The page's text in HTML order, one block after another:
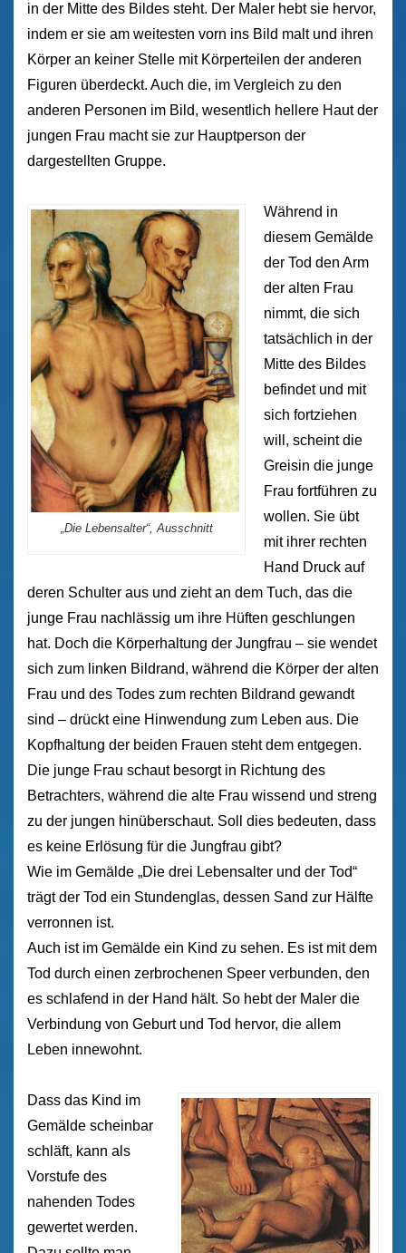
in der Mitte des Bildes steht. Der Maler hebt sie hervor,
indem er sie am weitesten vorn ins Bild malt und ihren
Körper an keiner Stelle mit Körperteilen der anderen
Figuren überdeckt. Auch die, im Vergleich zu den
anderen Personen im Bild, wesentlich hellere Haut der
jungen Frau macht sie zur Hauptperson der
dargestellten Gruppe.
„Die Lebensalter“, Ausschnitt
Während in
diesem Gemälde
der Tod den Arm
der alten Frau
nimmt, die sich
tatsächlich in der
Mitte des Bildes
befindet und mit
sich fortziehen
will, scheint die
Greisin die junge
Frau fortführen zu
wollen. Sie übt
mit ihrer rechten
Hand Druck auf
deren Schulter aus und zieht an dem Tuch, das die
junge Frau nachlässig um ihre Hüften geschlungen
hat. Doch die Körperhaltung der Jungfrau – sie wendet
sich zum linken Bildrand, während die Körper der alten
Frau und des Todes zum rechten Bildrand gewandt
sind – drückt eine Hinwendung zum Leben aus. Die
Kopfhaltung der beiden Frauen steht dem entgegen.
Die junge Frau schaut besorgt in Richtung des
Betrachters, während die alte Frau wissend und streng
zu der jungen hinüberschaut. Soll dies bedeuten, dass
es keine Erlösung für die Jungfrau gibt?
Wie im Gemälde „Die drei Lebensalter und der Tod“
trägt der Tod ein Stundenglas, dessen Sand zur Hälfte
verronnen ist.
Auch ist im Gemälde ein Kind zu sehen. Es ist mit dem
Tod durch einen zerbrochenen Speer verbunden, den
es schlafend in der Hand hält. So hebt der Maler die
Verbindung von Geburt und Tod hervor, die allem
Leben innewohnt.
Dass das Kind im
Gemälde scheinbar
schläft, kann als
Vorstufe des
nahenden Todes
gewertet werden.